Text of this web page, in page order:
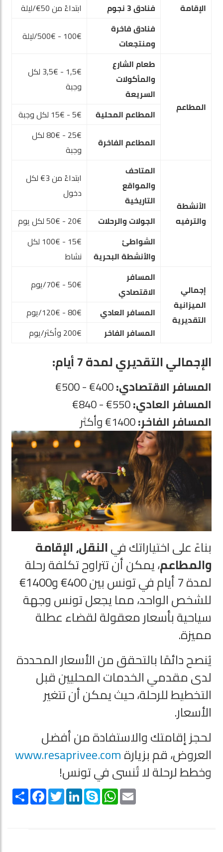
الإقامة
فنادق 3 نجوم
ابتداءً من 50€/ليلة
فنادق فاخرة
ومنتجعات
100€ - 500€/ليلة
المطاعم
طعام الشارع
والمأكولات
السريعة
1,5€ - 3,5€ لكل
وجبة
المطاعم المحلية
5€ - 15€ لكل وجبة
المطاعم الفاخرة
25€ - 80€ لكل
وجبة
الأنشطة
والترفيه
المتاحف
والمواقع
التاريخية
ابتداءً من 3€ لكل
دخول
الجولات والرحلات
20€ - 50€ لكل يوم
الشواطئ
والأنشطة البحرية
15€ - 100€ لكل
نشاط
إجمالي
الميزانية
التقديرية
المسافر
الاقتصادي
50€ - 70€/يوم
المسافر العادي
80€ - 120€/يوم
المسافر الفاخر
200€ وأكثر/يوم
الإجمالي التقديري لمدة 7 أيام:
المسافر الاقتصادي:
المسافر العادي:
المسافر الفاخر:
بناءً على اختياراتك فيالنقل، الإقامة
والمطاعم، يمكن أن تتراوح تكلفة رحلة
لمدة 7 أيام في تونس بين 400€ و1400€
للشخص الواحد، مما يجعل تونس وجهة
سياحية بأسعار معقولة لقضاء عطلة
مميزة.
يُنصح دائمًا بالتحقق من الأسعار المحددة
لدى مقدمي الخدمات المحليين قبل
التخطيط للرحلة، حيث يمكن أن تتغير
الأسعار.
لحجز إقامتك والاستفادة من أفضل
العروض، قم بزيارةwww.resaprivee.com
وخطط لرحلة لا تُنسى في تونس!
S
h
a
F
a
c
T
w
i
L
i
n
S
k
y
W
h
a
E
m
a